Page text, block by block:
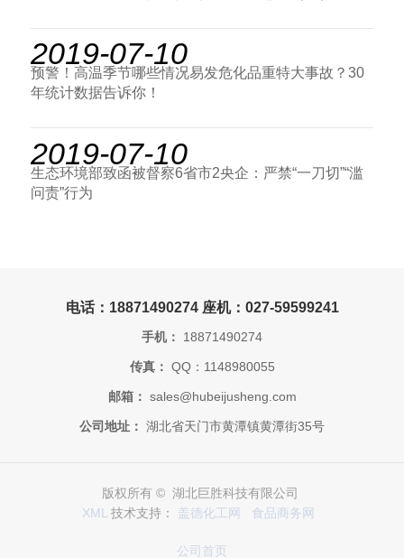
2019-07-10
预警！高温季节哪些情况易发危化品重特大事故？30
年统计数据告诉你！
2019-07-10
生态环境部致函被督察6省市2央企：严禁“一刀切”“滥
问责”行为
电话：18871490274 座机：027-59599241
手机： 18871490274
传真： QQ：1148980055
邮箱： sales@hubeijusheng.com
公司地址： 湖北省天门市黄潭镇黄潭街35号
版权所有 © 湖北巨胜科技有限公司
XML 技术支持： 盖德化工网 食品商务网
公司首页